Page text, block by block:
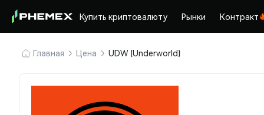
Купить криптовалюту Рынки Контракт
Главная Цена UDW (Underworld)